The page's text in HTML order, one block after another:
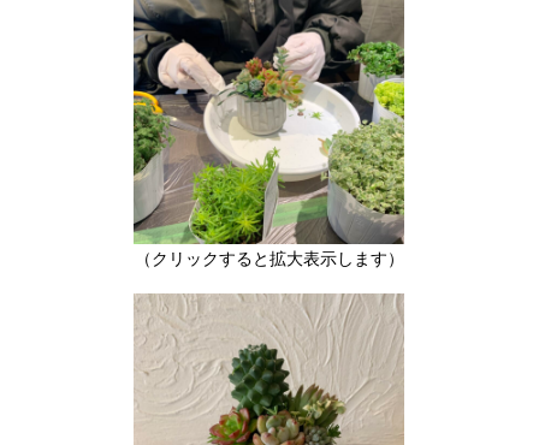
（クリックすると拡大表示します）